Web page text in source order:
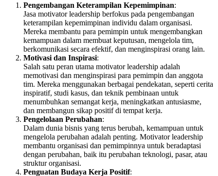
Pengembangan Keterampilan Kepemimpinan:
Jasa motivator leadership berfokus pada pengembangan
keterampilan kepemimpinan individu dalam organisasi.
Mereka membantu para pemimpin untuk mengembangkan
kemampuan dalam membuat keputusan, mengelola tim,
berkomunikasi secara efektif, dan menginspirasi orang lain.
Motivasi dan Inspirasi:
Salah satu peran utama motivator leadership adalah
memotivasi dan menginspirasi para pemimpin dan anggota
tim. Mereka menggunakan berbagai pendekatan, seperti cerita
inspiratif, studi kasus, dan teknik pembinaan untuk
menumbuhkan semangat kerja, meningkatkan antusiasme,
dan membangun sikap positif di tempat kerja.
Pengelolaan Perubahan:
Dalam dunia bisnis yang terus berubah, kemampuan untuk
mengelola perubahan adalah penting. Motivator leadership
membantu organisasi dan pemimpinnya untuk beradaptasi
dengan perubahan, baik itu perubahan teknologi, pasar, atau
struktur organisasi.
Penguatan Budaya Kerja Positif: